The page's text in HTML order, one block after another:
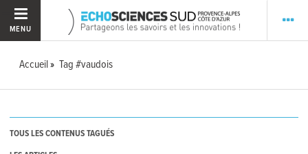
MENU
Accueil Tag #vaudois
TOUS LES CONTENUS TAGUÉS